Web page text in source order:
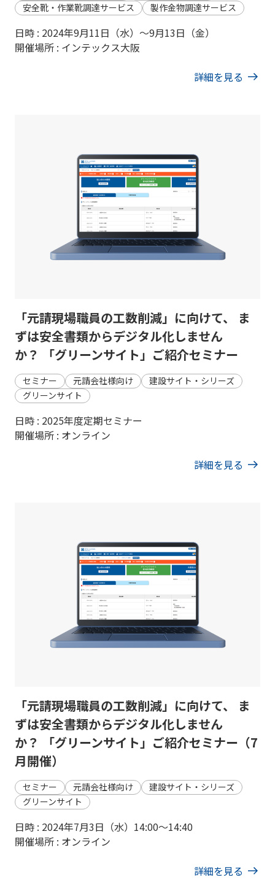
安全靴・作業靴調達サービス
製作金物調達サービス
日時 : 2024年9月11日（水）～9月13日（金）
開催場所 : インテックス大阪
詳細を見る
「元請現場職員の工数削減」に向けて、 ま
ずは安全書類からデジタル化しません
か？ 「グリーンサイト」ご紹介セミナー
セミナー 元請会社様向け
建設サイト・シリーズ
グリーンサイト
日時 : 2025年度定期セミナー
開催場所 : オンライン
詳細を見る
「元請現場職員の工数削減」に向けて、 ま
ずは安全書類からデジタル化しません
か？ 「グリーンサイト」ご紹介セミナー（7
月開催）
セミナー 元請会社様向け
建設サイト・シリーズ
グリーンサイト
日時 : 2024年7月3日（水）14:00〜14:40
開催場所 : オンライン
詳細を見る